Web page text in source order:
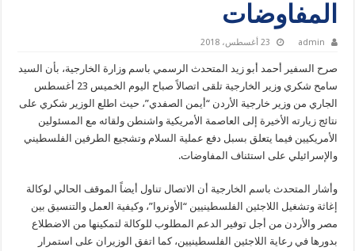
المفاوضات
admin 23 أغسطس، 2018
صرح السفير أحمد أبو زيد المتحدث الرسمي باسم وزارة الخارجية، بأن السيد
سامح شكري وزير الخارجية تلقى اتصالاً صباح اليوم الخميس 23 أغسطس
الجاري من وزير خارجية الأردن “أيمن الصفدي”، حيث اطلع الوزير شكري على
نتائج زيارته الأخيرة إلى العاصمة الأمريكية واشنطن ولقائه مع المسئولين
الأمريكيين فيما يتعلق بسبل دفع عملية السلام وتشجيع الطرفين الفلسطيني
والإسرائيلي على استئناف المفاوضات.
وأشار المتحدث باسم الخارجية أن الاتصال تناول أيضاً الموقف الحالي لوكالة
إغاثة وتشغيل اللاجئين الفلسطينيين “الأونروا”، وكيفية العمل والتنسيق بين
مصر والأردن من أجل توفير الدعم المطلوب للوكالة لتمكينها من الاضطلاع
بدورها في رعاية اللاجئين الفلسطينيين، كما اتفق الوزيران على استمرار